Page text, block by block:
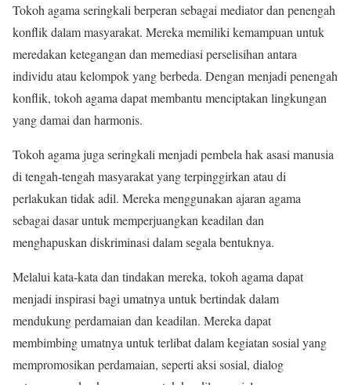
Tokoh agama seringkali berperan sebagai mediator dan penengah
konflik dalam masyarakat. Mereka memiliki kemampuan untuk
meredakan ketegangan dan memediasi perselisihan antara
individu atau kelompok yang berbeda. Dengan menjadi penengah
konflik, tokoh agama dapat membantu menciptakan lingkungan
yang damai dan harmonis.
Tokoh agama juga seringkali menjadi pembela hak asasi manusia
di tengah-tengah masyarakat yang terpinggirkan atau di
perlakukan tidak adil. Mereka menggunakan ajaran agama
sebagai dasar untuk memperjuangkan keadilan dan
menghapuskan diskriminasi dalam segala bentuknya.
Melalui kata-kata dan tindakan mereka, tokoh agama dapat
menjadi inspirasi bagi umatnya untuk bertindak dalam
mendukung perdamaian dan keadilan. Mereka dapat
membimbing umatnya untuk terlibat dalam kegiatan sosial yang
mempromosikan perdamaian, seperti aksi sosial, dialog